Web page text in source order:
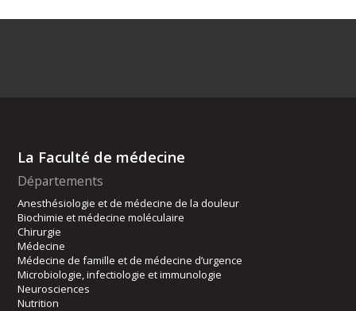
La Faculté de médecine
Départements
Anesthésiologie et de médecine de la douleur
Biochimie et médecine moléculaire
Chirurgie
Médecine
Médecine de famille et de médecine d’urgence
Microbiologie, infectiologie et immunologie
Neurosciences
Nutrition